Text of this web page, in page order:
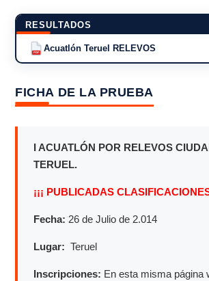
RESULTADOS
PDF Acuatlón Teruel RELEVOS
FICHA DE LA PRUEBA
I ACUATLÓN POR RELEVOS
TERUEL.
¡¡¡ PUBLICADAS
Fecha: 26 de Julio de 2.014
Lugar: Teruel
Inscripciones: En esta misma página